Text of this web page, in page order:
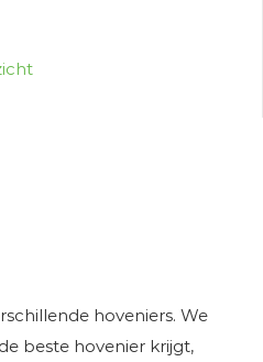
hoveniers. We
beste hovenier krijgt,